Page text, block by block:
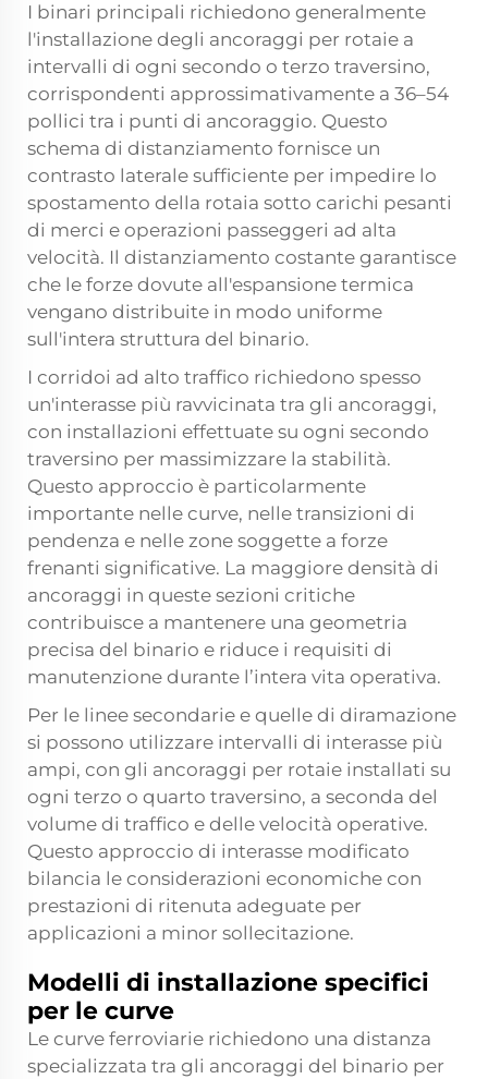
I binari principali richiedono generalmente
l'installazione degli ancoraggi per rotaie a
intervalli di ogni secondo o terzo traversino,
corrispondenti approssimativamente a 36–54
pollici tra i punti di ancoraggio. Questo
schema di distanziamento fornisce un
contrasto laterale sufficiente per impedire lo
spostamento della rotaia sotto carichi pesanti
di merci e operazioni passeggeri ad alta
velocità. Il distanziamento costante garantisce
che le forze dovute all'espansione termica
vengano distribuite in modo uniforme
sull'intera struttura del binario.
I corridoi ad alto traffico richiedono spesso
un'interasse più ravvicinata tra gli ancoraggi,
con installazioni effettuate su ogni secondo
traversino per massimizzare la stabilità.
Questo approccio è particolarmente
importante nelle curve, nelle transizioni di
pendenza e nelle zone soggette a forze
frenanti significative. La maggiore densità di
ancoraggi in queste sezioni critiche
contribuisce a mantenere una geometria
precisa del binario e riduce i requisiti di
manutenzione durante l’intera vita operativa.
Per le linee secondarie e quelle di diramazione
si possono utilizzare intervalli di interasse più
ampi, con gli ancoraggi per rotaie installati su
ogni terzo o quarto traversino, a seconda del
volume di traffico e delle velocità operative.
Questo approccio di interasse modificato
bilancia le considerazioni economiche con
prestazioni di ritenuta adeguate per
applicazioni a minor sollecitazione.
Modelli di installazione specifici
per le curve
Le curve ferroviarie richiedono una distanza
specializzata tra gli ancoraggi del binario per